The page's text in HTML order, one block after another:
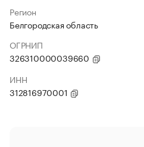
Регион
Белгородская область
ОГРНИП
326310000039660
ИНН
312816970001